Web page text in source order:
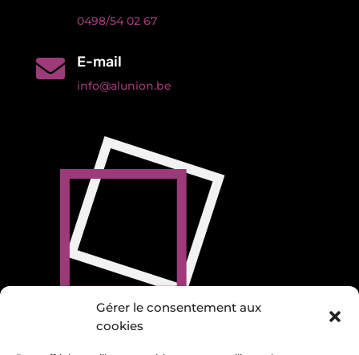
Gérer le consentement aux
cookies
0498/54 02 67
 E-mail
info@alunion.be